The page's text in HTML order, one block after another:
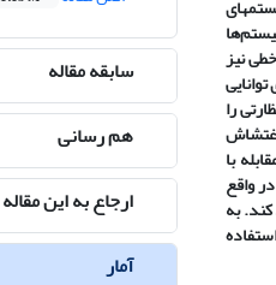
نیز
را
با
واقع
به
استفاده
سابقه مقاله
هم رسانی
ارجاع به این مقاله
آمار